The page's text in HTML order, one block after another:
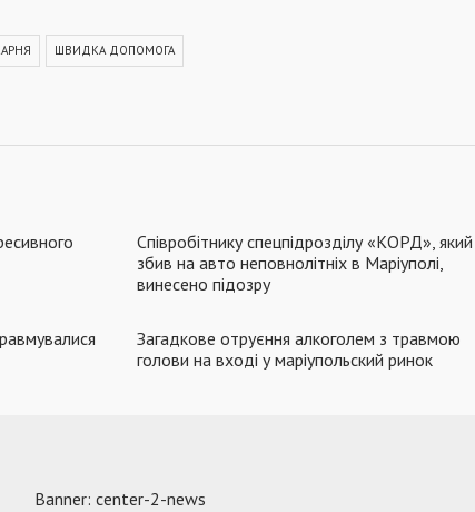
ШВИДКА ДОПОМОГА
Співробітнику спецпідрозділу «КОРД», який
збив на авто неповнолітніх в Маріуполі,
винесено підозру
Загадкове отруєння алкоголем з травмою
голови на вході у маріупольский ринок